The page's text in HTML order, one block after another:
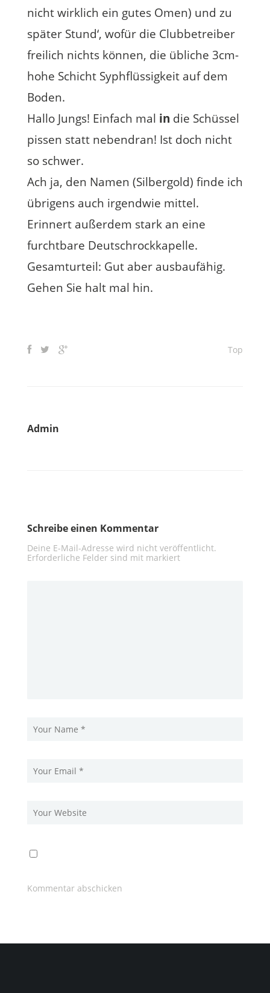
nicht wirklich ein gutes Omen) und zu
später Stund‘, wofür die Clubbetreiber
freilich nichts können, die übliche 3cm-
hohe Schicht Syphflüssigkeit auf dem
Boden.
Hallo Jungs! Einfach mal in die Schüssel
pissen statt nebendran! Ist doch nicht
so schwer.
Ach ja, den Namen (Silbergold) finde ich
übrigens auch irgendwie mittel.
Erinnert außerdem stark an eine
furchtbare Deutschrockkapelle.
Gesamturteil: Gut aber ausbaufähig.
Gehen Sie halt mal hin.
Top
Admin
Schreibe einen Kommentar
Deine E-Mail-Adresse wird nicht veröffentlicht.
Erforderliche Felder sind mit markiert